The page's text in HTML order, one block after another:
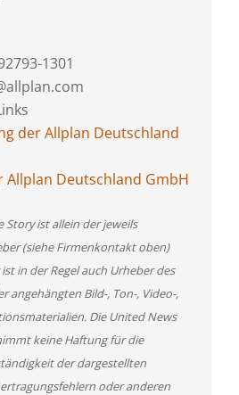
1301
der Allplan Deutschland
Allplan Deutschland GmbH
Story ist allein der jeweils
(siehe Firmenkontakt oben)
in der Regel auch Urheber des
angehängten Bild-, Ton-, Video-,
Die United News
keine Haftung für die
der dargestellten
oder anderen